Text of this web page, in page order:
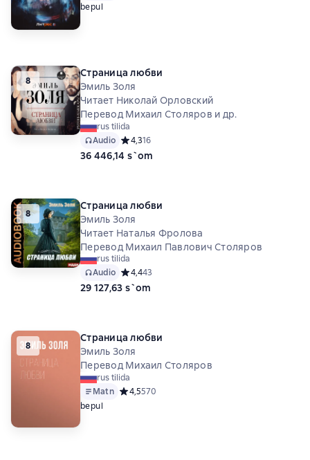
bepul
8
Страница любви
Эмиль Золя
Читает Николай Орловский
Перевод Михаил Столяров и др.
rus tilida
Audio Средний рейтинг 4,3 на основе 16 оценок
4,316
36 446,14 s`om
8
Страница любви
Эмиль Золя
Читает Наталья Фролова
Перевод Михаил Павлович Столяров
rus tilida
Audio Средний рейтинг 4,4 на основе 43 оценок
4,443
29 127,63 s`om
8
Страница любви
Эмиль Золя
Перевод Михаил Столяров
rus tilida
Matn Средний рейтинг 4,5 на основе 570 оценок
4,5570
bepul